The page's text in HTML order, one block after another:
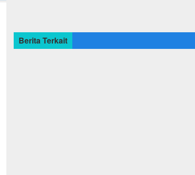
Berita Terkait